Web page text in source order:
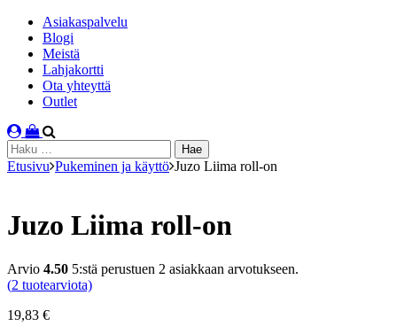
Asiakaspalvelu
Blogi
Meistä
Lahjakortti
Ota yhteyttä
Outlet
Haku:
Etusivu Pukeminen ja käyttö Juzo Liima roll-on
Juzo Liima roll-on
Arvio 4.50 5:stä perustuen 2 asiakkaan arvotukseen.
(2 tuotearviota)
19,83 €